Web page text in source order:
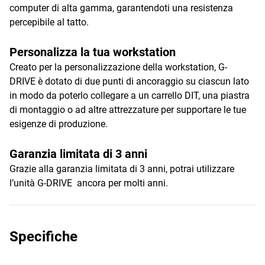
computer di alta gamma, garantendoti una resistenza
percepibile al tatto.
Personalizza la tua workstation
Creato per la personalizzazione della workstation, G-
DRIVE è dotato di due punti di ancoraggio su ciascun lato
in modo da poterlo collegare a un carrello DIT, una piastra
di montaggio o ad altre attrezzature per supportare le tue
esigenze di produzione.
Garanzia limitata di 3 anni
Grazie alla garanzia limitata di 3 anni, potrai utilizzare
l’unità G-DRIVE ancora per molti anni.
Specifiche